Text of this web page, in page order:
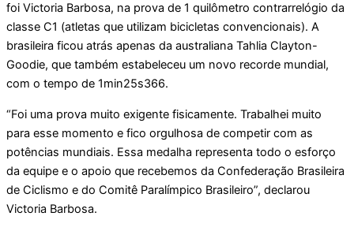
foi Victoria Barbosa, na prova de 1 quilômetro contrarrelógio da
classe C1 (atletas que utilizam bicicletas convencionais). A
brasileira ficou atrás apenas da australiana Tahlia Clayton-
Goodie, que também estabeleceu um novo recorde mundial,
com o tempo de 1min25s366.
“Foi uma prova muito exigente fisicamente. Trabalhei muito
para esse momento e fico orgulhosa de competir com as
potências mundiais. Essa medalha representa todo o esforço
da equipe e o apoio que recebemos da Confederação Brasileira
de Ciclismo e do Comitê Paralímpico Brasileiro”, declarou
Victoria Barbosa.